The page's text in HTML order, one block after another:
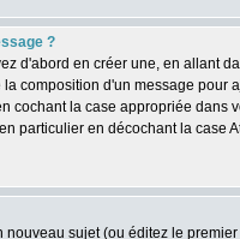
?
d'abord en créer une, en allant
la composition d'un message pour
cochant la case appropriée dans
particulier en décochant la case
sujet (ou éditez le